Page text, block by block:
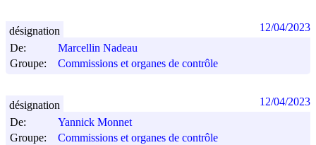
De:
Marcellin Nadeau
Groupe:
Commissions et organes de contrôle
désignation 12/04/2023
De:
Yannick Monnet
Groupe:
Commissions et organes de contrôle
désignation 12/04/2023